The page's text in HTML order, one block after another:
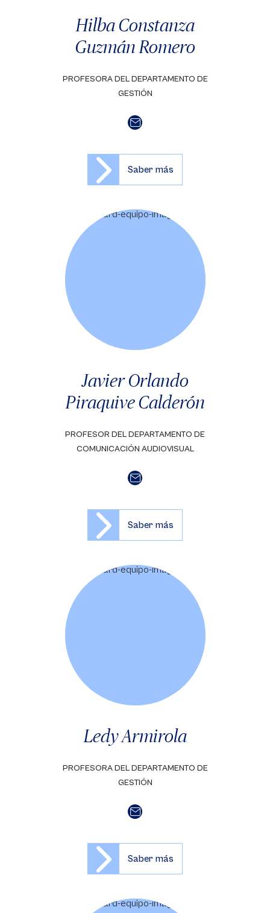
Hilba Constanza
Guzmán Romero
PROFESORA DEL DEPARTAMENTO DE
GESTIÓN
Saber más
Javier Orlando
Piraquive Calderón
PROFESOR DEL DEPARTAMENTO DE
COMUNICACIÓN AUDIOVISUAL
Saber más
Ledy Armirola
PROFESORA DEL DEPARTAMENTO DE
GESTIÓN
Saber más